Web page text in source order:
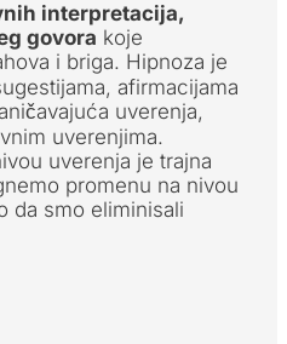
interpretacija,
govora koje
i briga. Hipnoza je
afirmacijama
uverenja,
uverenjima.
uverenja je trajna
promenu na nivou
da smo eliminisali